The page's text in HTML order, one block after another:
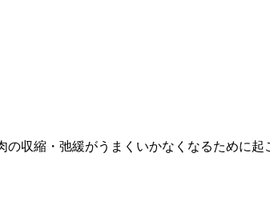
収縮・弛緩がうまくいかなくなるために起